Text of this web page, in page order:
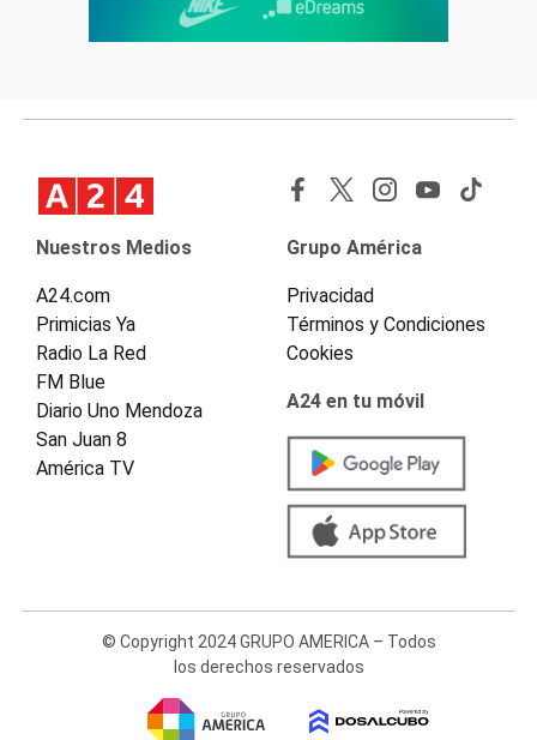
Nuestros Medios
A24.com
Primicias Ya
Radio La Red
FM Blue
Diario Uno Mendoza
San Juan 8
América TV
Grupo América
Privacidad
Términos y Condiciones
Cookies
A24 en tu móvil
© Copyright 2024 GRUPO AMERICA – Todos
los derechos reservados